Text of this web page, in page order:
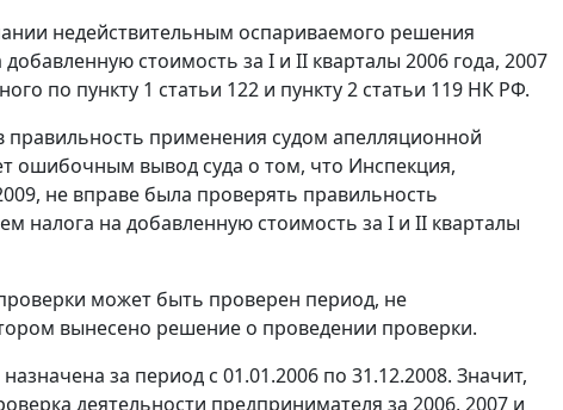
недействительным оспариваемого решения
стоимость за I и II кварталы 2006 года, 2007
по пункту 1 статьи 122 и пункту 2 статьи 119 НК РФ.
применения судом апелляционной
ошибочным вывод суда о том, что Инспекция,
не вправе была проверять правильность
налога на добавленную стоимость за I и II кварталы
может быть проверен период, не
вынесено решение о проведении проверки.
за период с 01.01.2006 по 31.12.2008. Значит,
деятельности предпринимателя за 2006, 2007 и